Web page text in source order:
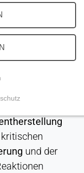
für die
und der
Website wie
Cookies können